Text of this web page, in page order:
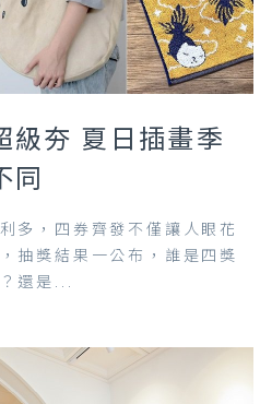
級夯 夏日插畫季
同
多，四券齊發不僅讓人眼花
抽獎結果一公布，誰是四獎
還是...